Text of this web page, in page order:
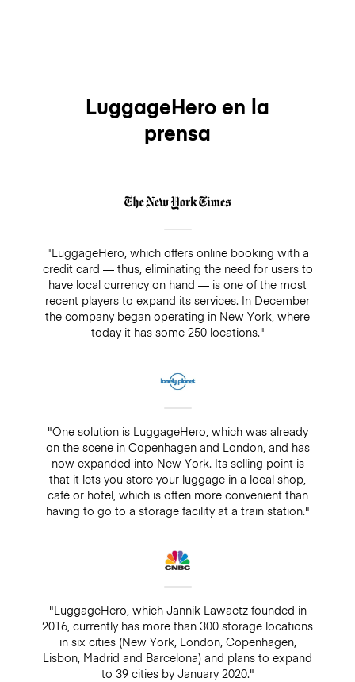
LuggageHero en la
prensa
"LuggageHero, which offers online booking with a
credit card — thus, eliminating the need for users to
have local currency on hand — is one of the most
recent players to expand its services. In December
the company began operating in New York, where
today it has some 250 locations."
"One solution is LuggageHero, which was already
on the scene in Copenhagen and London, and has
now expanded into New York. Its selling point is
that it lets you store your luggage in a local shop,
café or hotel, which is often more convenient than
having to go to a storage facility at a train station."
"LuggageHero, which Jannik Lawaetz founded in
2016, currently has more than 300 storage locations
in six cities (New York, London, Copenhagen,
Lisbon, Madrid and Barcelona) and plans to expand
to 39 cities by January 2020."